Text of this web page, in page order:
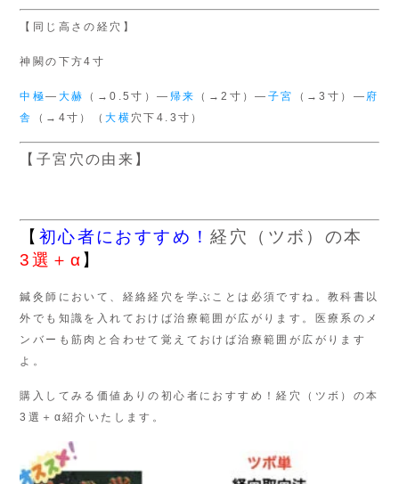
【同じ高さの経穴】
神闕の下方4寸
中極― 大赫 （→0.5寸）― 帰来 （→2寸）― 子宮 （→3寸）― 府
舎
（→4寸）（大横 穴下4.3寸）
【子宮穴の由来】
【 初心者におすすめ！経穴（ツボ）の本
3選＋α 】
鍼灸師において、経絡経穴を学ぶことは必須ですね。教科書以
外でも知識を入れておけば治療範囲が広がります。医療系のメ
ンバーも筋肉と合わせて覚えておけば治療範囲が広がります
よ。
購入してみる価値ありの初心者におすすめ！経穴（ツボ）の本
3選＋α紹介いたします。